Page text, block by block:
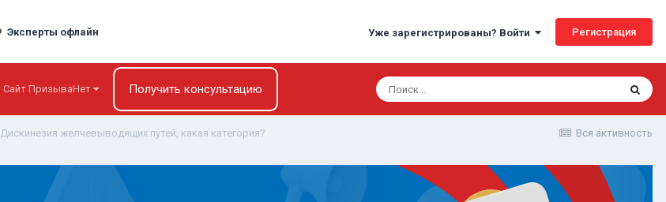
Эксперты офлайн Уже зарегистрированы? Войти Регистрация
Сайт ПризываНет Получить консультацию
Вся активность
Дискинезия желчевыводящих путей, какая категория?